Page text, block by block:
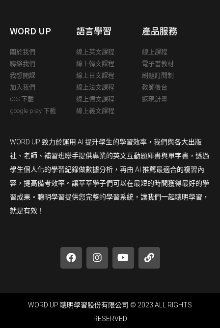
WORD UP
關於我們
聯絡我們
我想開課
加入我們
iOS 下載
google play 下載
語言學習
線上英文課程
線上韓文課程
線上日文課程
線上法文課程
線上德文課程
線上義文課程
產品服務
線上課程
電子書教材
刷題訂閱制
教師後台
返現計畫
WORD UP 致力於運用 AI 提升學生的學習效率，我們與各大出版
社、老師、補習班聯手提供專業的英文互動題庫書與單字書，透過
學生個人化的學習紀錄做數據分析，再由 AI 推薦最適合的複習內
容，提高備考效率。讓莘莘學子們可以在最短的時間獲得最好的學
習成果。聰明學習提供您完整的學習系統，讓我們一起聰明學習，
就是有效！
WORD UP 聰明學習股份有限公司 © 2023 ALL RIGHTS
RESERVED​